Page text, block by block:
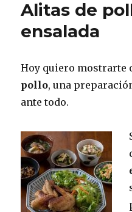
Alitas de
ensalada
Hoy quiero mostrarte
pollo, una
ante todo.